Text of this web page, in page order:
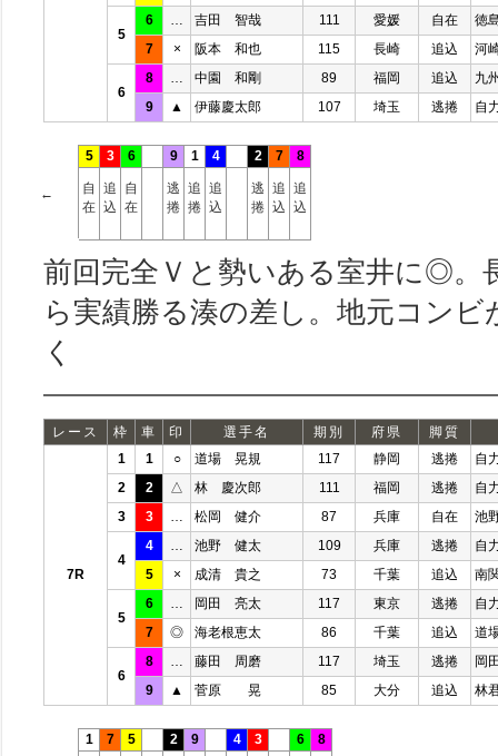
5
6 吉田 智哉 111 愛媛 自在
徳
7
× 阪本 和也 115 長崎 追込 河
6
8 中園 和剛 89 福岡 追込
九
9
▲ 伊藤慶太郎 107 埼玉 逃捲 自
←
5
自
在
3
追
込
6
自
在
9
逃
捲
1
追
捲
4
追
込
2
逃
捲
7
追
込
8
追
込
前回完全Ｖと勢いある室井に◎。
ら実績勝る湊の差し。地元コン
く
レース 枠 車 印 選手名 期別 府県 脚質
7R
1 1 ○ 道場 晃規 117 静岡 逃捲
自
2
2 △ 林 慶次郎 111 福岡 逃捲
自
3
3 松岡 健介 87 兵庫 自在 池
4
4 池野 健太 109 兵庫 逃捲
自
5
× 成清 貴之 73 千葉 追込 南
5
6 岡田 亮太 117 東京 逃捲
自
7
◎ 海老根恵太 86 千葉 追込 道
6
8 藤田 周磨 117 埼玉 逃捲
岡
9
▲ 菅原 晃 85 大分 追込 林
1 7 5 2 9 4 3 6 8